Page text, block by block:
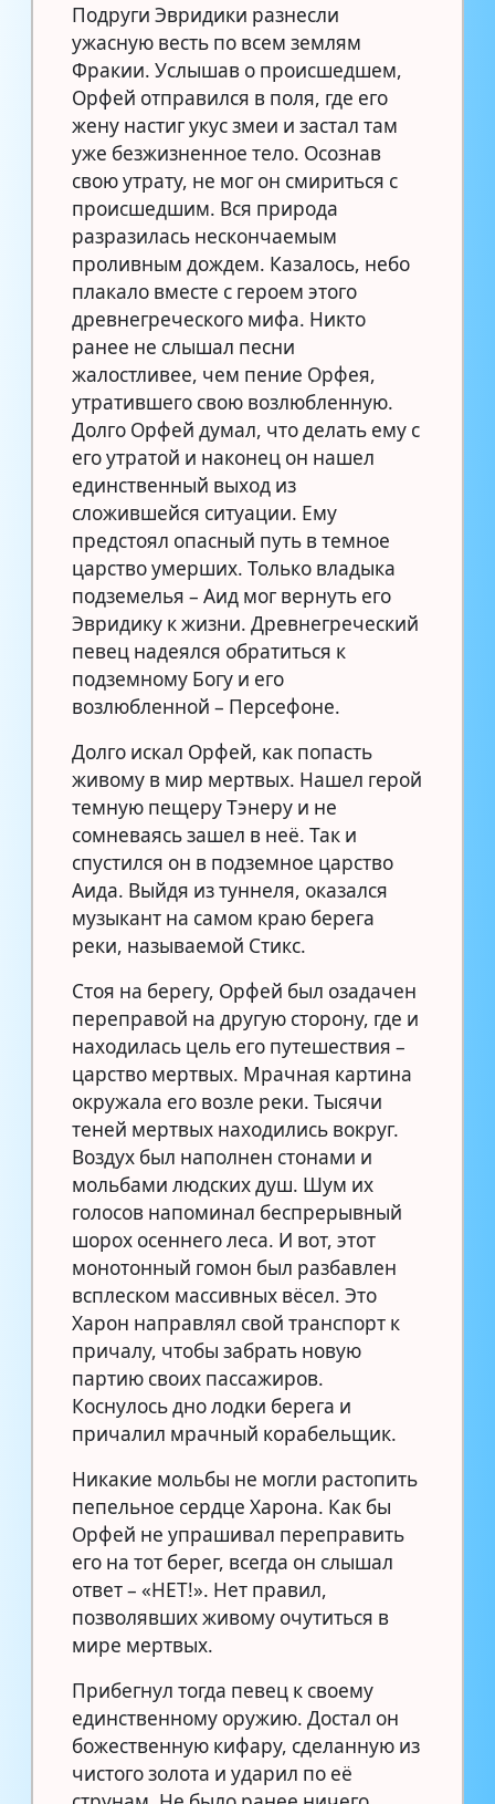
Подруги Эвридики разнесли
ужасную весть по всем землям
Фракии. Услышав о происшедшем,
Орфей отправился в поля, где его
жену настиг укус змеи и застал там
уже безжизненное тело. Осознав
свою утрату, не мог он смириться с
происшедшим. Вся природа
разразилась нескончаемым
проливным дождем. Казалось, небо
плакало вместе с героем этого
древнегреческого мифа. Никто
ранее не слышал песни
жалостливее, чем пение Орфея,
утратившего свою возлюбленную.
Долго Орфей думал, что делать ему с
его утратой и наконец он нашел
единственный выход из
сложившейся ситуации. Ему
предстоял опасный путь в темное
царство умерших. Только владыка
подземелья – Аид мог вернуть его
Эвридику к жизни. Древнегреческий
певец надеялся обратиться к
подземному Богу и его
возлюбленной – Персефоне.
Долго искал Орфей, как попасть
живому в мир мертвых. Нашел герой
темную пещеру Тэнеру и не
сомневаясь зашел в неё. Так и
спустился он в подземное царство
Аида. Выйдя из туннеля, оказался
музыкант на самом краю берега
реки, называемой Стикс.
Стоя на берегу, Орфей был озадачен
переправой на другую сторону, где и
находилась цель его путешествия –
царство мертвых. Мрачная картина
окружала его возле реки. Тысячи
теней мертвых находились вокруг.
Воздух был наполнен стонами и
мольбами людских душ. Шум их
голосов напоминал беспрерывный
шорох осеннего леса. И вот, этот
монотонный гомон был разбавлен
всплеском массивных вёсел. Это
Харон направлял свой транспорт к
причалу, чтобы забрать новую
партию своих пассажиров.
Коснулось дно лодки берега и
причалил мрачный корабельщик.
Никакие мольбы не могли растопить
пепельное сердце Харона. Как бы
Орфей не упрашивал переправить
его на тот берег, всегда он слышал
ответ – «НЕТ!». Нет правил,
позволявших живому очутиться в
мире мертвых.
Прибегнул тогда певец к своему
единственному оружию. Достал он
божественную кифару, сделанную из
чистого золота и ударил по её